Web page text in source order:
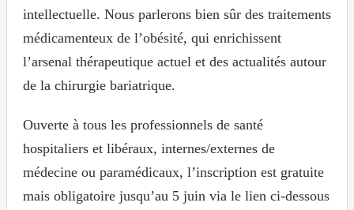
intellectuelle. Nous parlerons bien sûr des traitements
médicamenteux de l’obésité, qui enrichissent
l’arsenal thérapeutique actuel et des actualités autour
de la chirurgie bariatrique.
Ouverte à tous les professionnels de santé
hospitaliers et libéraux, internes/externes de
médecine ou paramédicaux, l’inscription est gratuite
mais obligatoire jusqu’au 5 juin via le lien ci-dessous